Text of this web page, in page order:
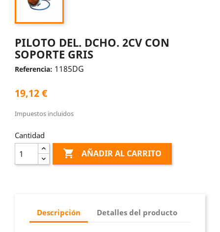
PILOTO DEL. DCHO. 2CV CON
SOPORTE GRIS
Referencia: 1185DG
19,12 €
Impuestos incluidos
Cantidad
 AÑADIR AL CARRITO
Descripción Detalles del producto